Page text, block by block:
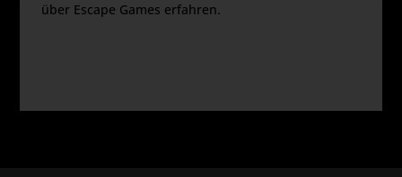
über Escape Games erfahren.